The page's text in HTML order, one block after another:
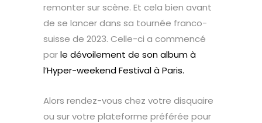
remonter sur scène. Et cela bien avant
de se lancer dans sa tournée franco-
suisse de 2023. Celle-ci a commencé
parle dévoilement de son album à
l’Hyper-weekend Festival à Paris.
Alors rendez-vous chez votre disquaire
ou sur votre plateforme préférée pour